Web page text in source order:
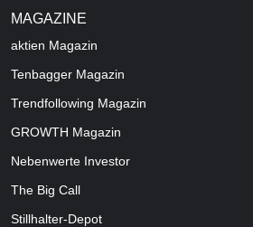
MAGAZINE
aktien Magazin
Tenbagger Magazin
Trendfollowing Magazin
GROWTH Magazin
Nebenwerte Investor
The Big Call
Stillhalter-Depot